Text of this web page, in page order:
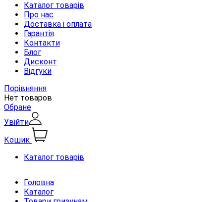
Каталог товарів
Про нас
Доставка і оплата
Гарантія
Контакти
Блог
Дисконт
Відгуки
Порівняння
Нет товаров
Обране
Увійти
Кошик
Каталог товарів
Головна
Каталог